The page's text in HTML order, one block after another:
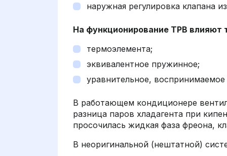
наружная регулировка клапана
На функционирование ТРВ влияют
термоэлемента;
эквивалентное пружинное;
уравнительное,
В работающем кондиционере
разница паров хладагента при
просочилась жидкая фаза фреона,
В неоригинальной (нештатной)